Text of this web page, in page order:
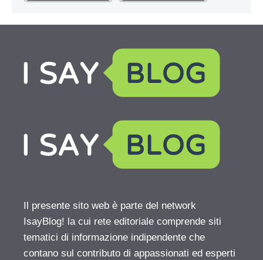
Il presente sito web è parte del network
IsayBlog! la cui rete editoriale comprende siti
tematici di informazione indipendente che
contano sul contributo di appassionati ed esperti